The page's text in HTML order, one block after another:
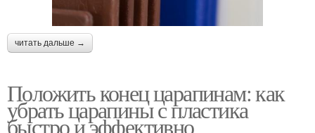
читать дальше →
Положить конец царапинам: как
убрать царапины с пластика
быстро и эффективно